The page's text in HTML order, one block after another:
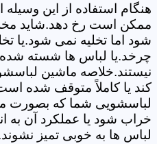
هنگام استفاده از این
ممکن است رخ دهد.شاید
شود اما تخلیه نمی شود.یا
چرخد.یا لباس ها شسته شده
نیستند.خلاصه ماشین
کند یا کاملاً متوقف شده
لباسشویی شما که بصورت
خراب شود یا عملکرد آن به
لباس ها به خوبی تمیز